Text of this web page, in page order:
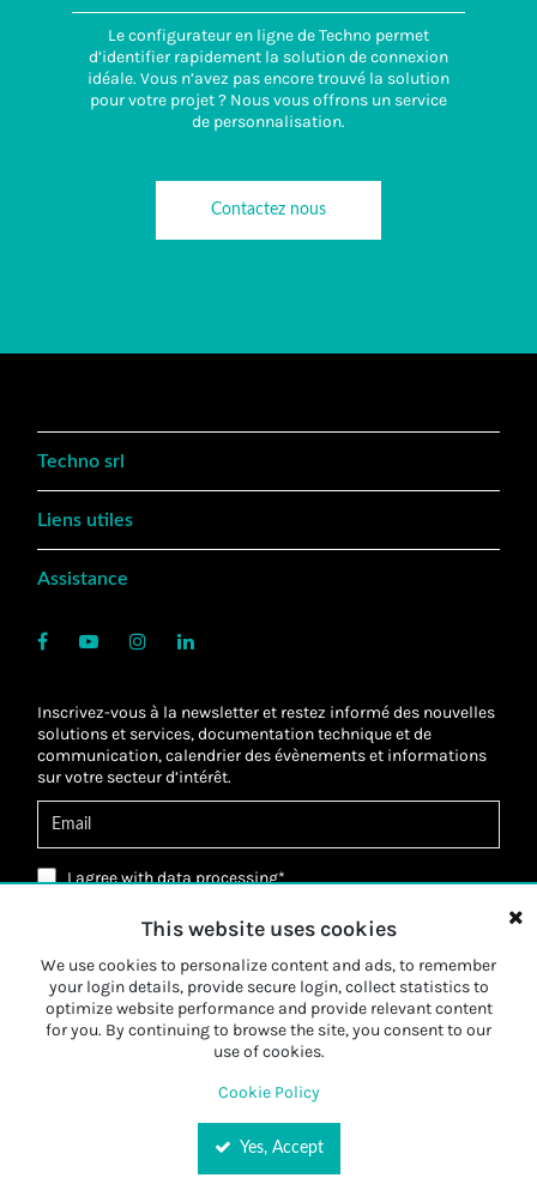
Le configurateur en ligne de Techno permet
d’identifier rapidement la solution de connexion
idéale. Vous n’avez pas encore trouvé la solution
pour votre projet ? Nous vous offrons un service
de personnalisation.
Contactez nous
Techno srl
Liens utiles
Assistance
Inscrivez-vous à la newsletter et restez informé des nouvelles
solutions et services, documentation technique et de
communication, calendrier des évènements et informations
sur votre secteur d’intérêt.
I agree withdata processing*
traitement de mes données personnelles*
J’ai lu la Politique de confidentialité et j’accepte le
traitement de mes données personnelles à des fins de
marketing*
Submit
This website uses cookies
We use cookies to personalize content and ads, to remember
your login details, provide secure login, collect statistics to
optimize website performance and provide relevant content
for you. By continuing to browse the site, you consent to our
use of cookies.
Cookie Policy
Yes, Accept